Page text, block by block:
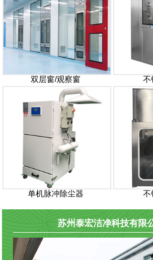
双层窗/观察窗 不
单机脉冲除尘器 不
苏州泰宏洁净科技有限